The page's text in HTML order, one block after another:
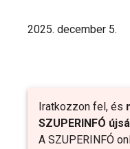
Iratkozzon fel, és
SZUPERINFÓ
A SZUPERINFÓ
2025. december 5.